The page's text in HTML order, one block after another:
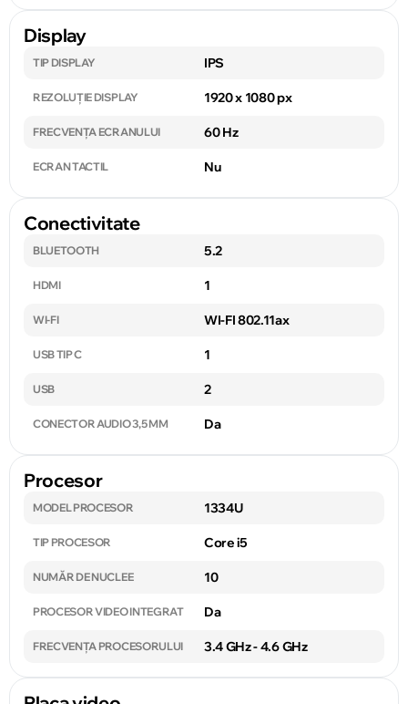
Display
TIP DISPLAY IPS
REZOLUȚIE DISPLAY 1920 x 1080 px
FRECVENȚA ECRANULUI 60 Hz
ECRAN TACTIL Nu
Conectivitate
BLUETOOTH 5.2
HDMI 1
WI-FI WI-FI 802.11ax
USB TIP C 1
USB 2
CONECTOR AUDIO 3,5 MM Da
Procesor
MODEL PROCESOR 1334U
TIP PROCESOR Core i5
NUMĂR DE NUCLEE 10
PROCESOR VIDEO INTEGRAT Da
FRECVENȚA PROCESORULUI 3.4 GHz - 4.6 GHz